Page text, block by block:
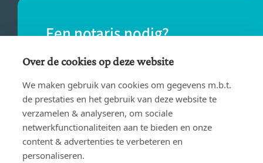
Een notaris nodig?
Vind eenvoudig een notaris bij jou in de
buurt.
VIND EEN NOTARIS
Over de cookies op deze website
We maken gebruik van cookies om gegevens m.b.t.
de prestaties en het gebruik van deze website te
verzamelen & analyseren, om sociale
netwerkfunctionaliteiten aan te bieden en onze
content & advertenties te verbeteren en
personaliseren.